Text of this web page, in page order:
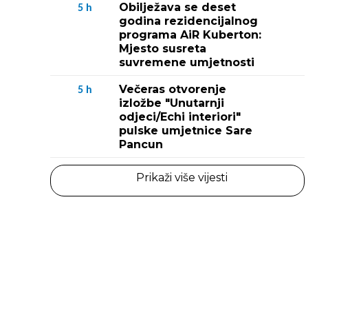
5 h
Obilježava se deset
godina rezidencijalnog
programa AiR Kuberton:
Mjesto susreta
suvremene umjetnosti
5 h
Večeras otvorenje
izložbe "Unutarnji
odjeci/Echi interiori"
pulske umjetnice Sare
Pancun
Prikaži više vijesti